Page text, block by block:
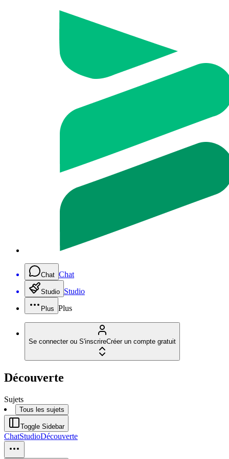
Chat Chat
Studio Studio
Plus Plus
Se connecter ou S'inscrireCréer un compte gratuit
Découverte
Sujets
Tous les sujets
Toggle Sidebar
ChatStudioDécouverte